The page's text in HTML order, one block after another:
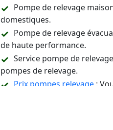
Pompe de relevage
domestiques.
Pompe de relevage
de haute performance.
Service pompe de
pompes de relevage.
Prix pompes relevage :